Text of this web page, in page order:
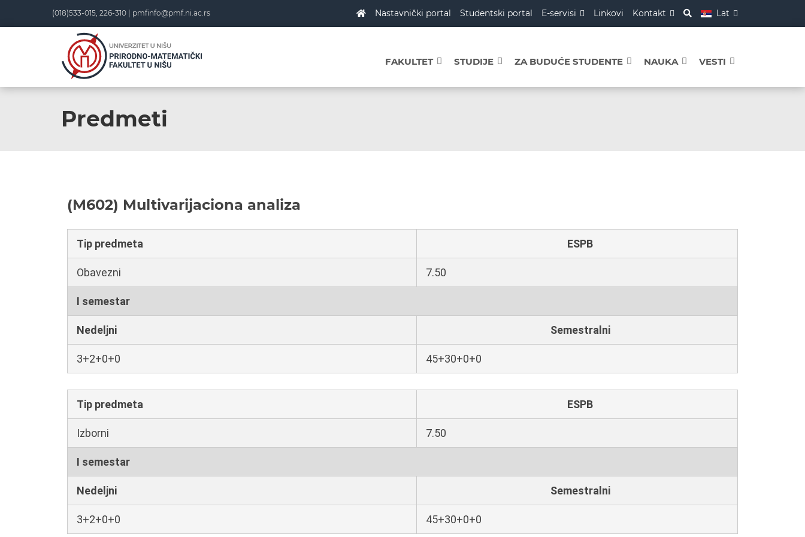
(018)533-015, 226-310 | pmfinfo@pmf.ni.ac.rs Nastavnički portal Studentski portal E-servisi Linkovi Kontakt Lat
FAKULTET STUDIJE ZA BUDUĆE STUDENTE NAUKA VESTI
Predmeti
(M602) Multivarijaciona analiza
Tip predmeta ESPB
Obavezni 7.50
I semestar
Nedeljni Semestralni
3+2+0+0 45+30+0+0
Tip predmeta ESPB
Izborni 7.50
I semestar
Nedeljni Semestralni
3+2+0+0 45+30+0+0